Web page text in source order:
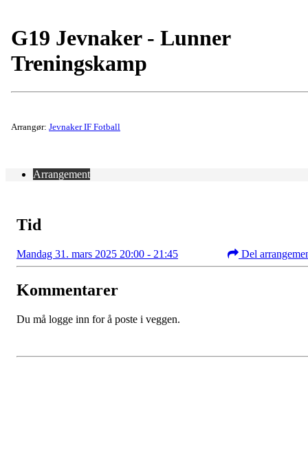
G19 Jevnaker - Lunner
Treningskamp
Arrangør: Jevnaker IF Fotball
Arrangement
Tid
Mandag 31. mars 2025 20:00 - 21:45 Del
Kommentarer
Du må logge inn for å poste i veggen.